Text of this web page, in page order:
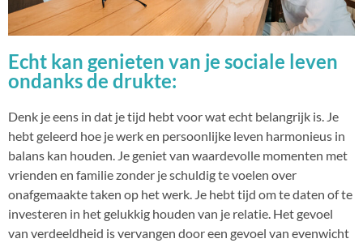
Echt kan genieten van je sociale leven
ondanks de drukte:
Denk je eens in dat je tijd hebt voor wat echt belangrijk is. Je
hebt geleerd hoe je werk en persoonlijke leven harmonieus in
balans kan houden. Je geniet van waardevolle momenten met
vrienden en familie zonder je schuldig te voelen over
onafgemaakte taken op het werk. Je hebt tijd om te daten of te
investeren in het gelukkig houden van je relatie. Het gevoel
van verdeeldheid is vervangen door een gevoel van evenwicht